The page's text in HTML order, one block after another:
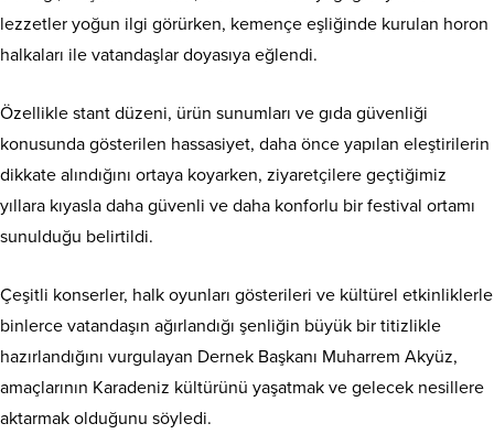
lezzetler yoğun ilgi görürken, kemençe eşliğinde kurulan horon
halkaları ile vatandaşlar doyasıya eğlendi.
Özellikle stant düzeni, ürün sunumları ve gıda güvenliği
konusunda gösterilen hassasiyet, daha önce yapılan eleştirilerin
dikkate alındığını ortaya koyarken, ziyaretçilere geçtiğimiz
yıllara kıyasla daha güvenli ve daha konforlu bir festival ortamı
sunulduğu belirtildi.
Çeşitli konserler, halk oyunları gösterileri ve kültürel etkinliklerle
binlerce vatandaşın ağırlandığı şenliğin büyük bir titizlikle
hazırlandığını vurgulayan Dernek Başkanı Muharrem Akyüz,
amaçlarının Karadeniz kültürünü yaşatmak ve gelecek nesillere
aktarmak olduğunu söyledi.